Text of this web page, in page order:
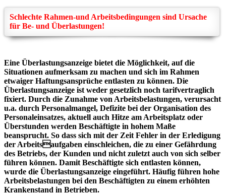
Schlechte Rahmen-und Arbeitsbedingungen sind Ursache
für Be- und Überlastungen!
Eine Überlastungsanzeige bietet die Möglichkeit, auf die
Situationen aufmerksam zu machen und sich im Rahmen
etwaiger Haftungsansprüche entlasten zu können. Die
Überlastungsanzeige ist weder gesetzlich noch tarifvertraglich
fixiert. Durch die Zunahme von Arbeitsbelastungen, verursacht
u.a. durch Personalmangel, Defizite bei der Organisation des
Personaleinsatzes, aktuell auch Hitze am Arbeitsplatz oder
Überstunden werden Beschäftigte in hohem Maße
beansprucht. So dass sich mit der Zeit Fehler in der Erledigung
der Arbeitsaufgaben einschleichen, die zu einer Gefährdung
des Betriebs, der Kunden und nicht zuletzt auch von sich selber
führen können. Damit Beschäftigte sich entlasten können,
wurde die Überlastungsanzeige eingeführt. Häufig führen hohe
Arbeitsbelastungen bei den Beschäftigten zu einem erhöhten
Krankenstand in Betrieben.